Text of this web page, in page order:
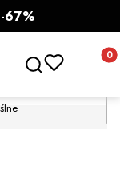
-67%
Otwórz